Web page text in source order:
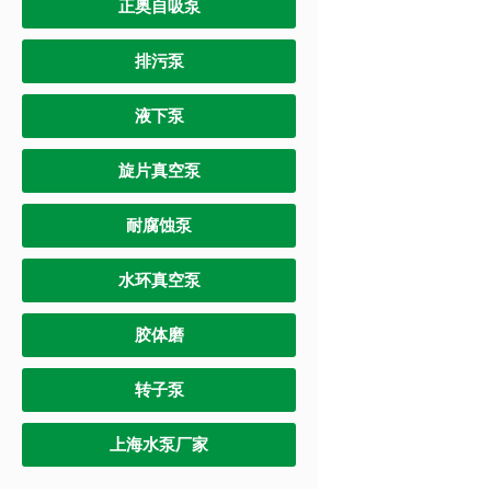
正奥自吸泵
排污泵
液下泵
旋片真空泵
耐腐蚀泵
水环真空泵
胶体磨
转子泵
上海水泵厂家